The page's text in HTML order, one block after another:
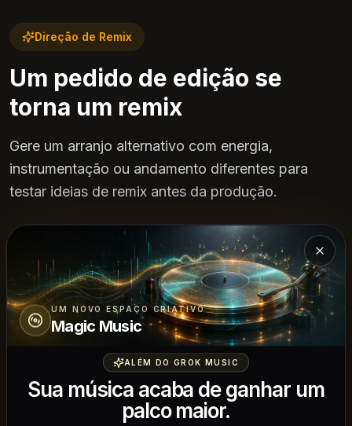
Direção de Remix
Um pedido de edição se
torna um remix
Gere um arranjo alternativo com energia,
instrumentação ou andamento diferentes para
testar ideias de remix antes da produção.
UM NOVO ESPAÇO CRIATIVO
Magic Music
ALÉM DO GROK MUSIC
Sua música acaba de ganhar um
palco maior.